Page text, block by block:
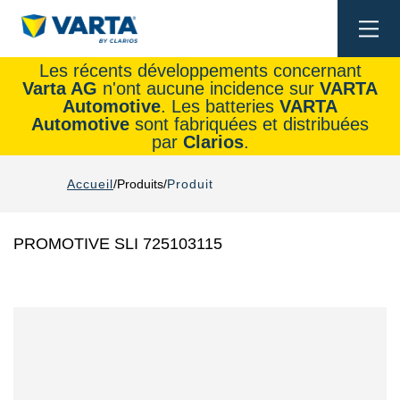
Les récents développements concernant
Varta AG n'ont aucune incidence sur VARTA
Automotive. Les batteries VARTA
Automotive sont fabriquées et distribuées
par Clarios.
Accueil Produits Produit
PROMOTIVE SLI 725103115